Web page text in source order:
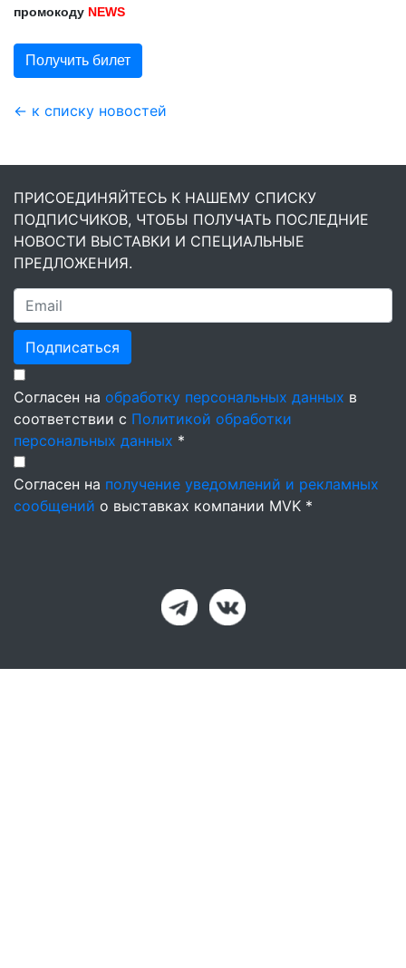
промокоду NEWS
Получить билет
← к списку новостей
ПРИСОЕДИНЯЙТЕСЬ К НАШЕМУ СПИСКУ
ПОДПИСЧИКОВ, ЧТОБЫ ПОЛУЧАТЬ ПОСЛЕДНИЕ
НОВОСТИ ВЫСТАВКИ И СПЕЦИАЛЬНЫЕ
ПРЕДЛОЖЕНИЯ.
Подписаться
Согласен на обработку персональных данных в
соответствии с Политикой обработки
персональных данных *
Согласен на получение уведомлений и рекламных
сообщений о выставках компании MVK *